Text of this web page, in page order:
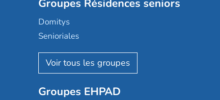
Groupes Résidences seniors
Domitys
Senioriales
Nohée
Les Résidentiels
Mobicap
Groupes EHPAD